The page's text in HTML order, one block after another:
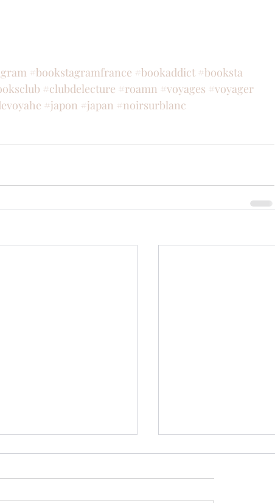
#bookstagramfrance #bookaddict #booksta
#clubdelecture #roamn #voyages #voyager
#japon #japan #noirsurblanc